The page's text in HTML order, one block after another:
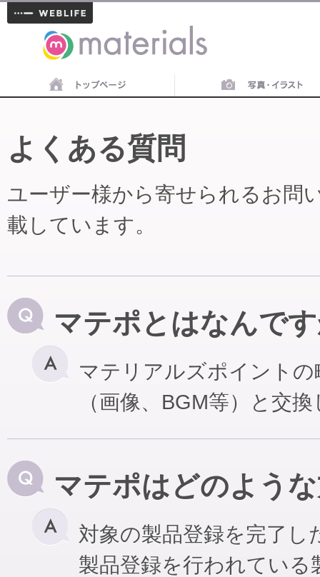
materials
よくある質問
ユーザー様から寄せられるお問
載しています。
マテポとはなんで
マテリアルズポイント
（画像、BGM等）と交
マテポはどのよう
対象の製品登録を完了
製品登録を行われてい